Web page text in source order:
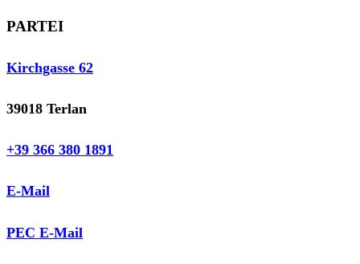
PARTEI
Kirchgasse 62
39018 Terlan
+39 366 380 1891
E-Mail
PEC E-Mail